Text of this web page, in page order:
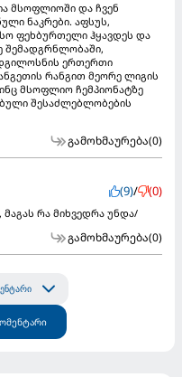
მსოფლიოში და ჩვენ
ნაკრები. აფსუს,
ფეხბურთელი ჰყავდეს და
ერთერთი
რანგით მეორე ლიგის
მსოფლიო ჩემპიონატზე
შესაძლებლობების
გამოხმაურება(0)
(9)/ (0)
რა მიხვედრა უნდა/
გამოხმაურება(0)